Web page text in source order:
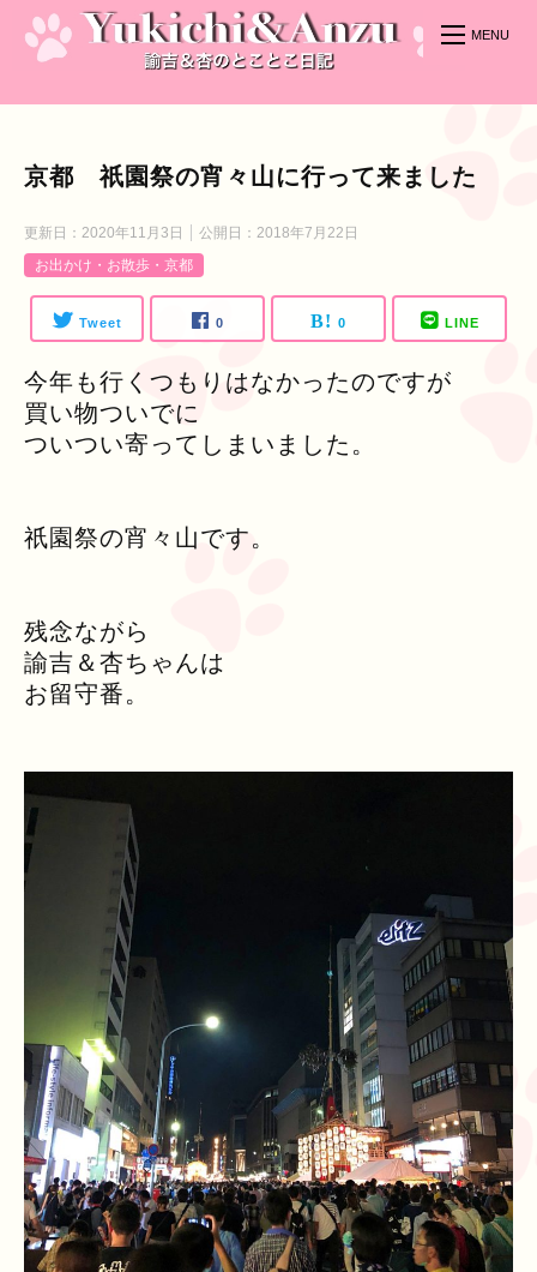
京都 祇園祭の宵々山に行って来ました
更新日： 2020年11月3日 公開日： 2018年7月22日
お出かけ・お散歩・京都
Tweet 0 0 LINE
今年も行くつもりはなかったのですが
買い物ついでに
ついつい寄ってしまいました。
祇園祭の宵々山です。
残念ながら
諭吉＆杏ちゃんは
お留守番。